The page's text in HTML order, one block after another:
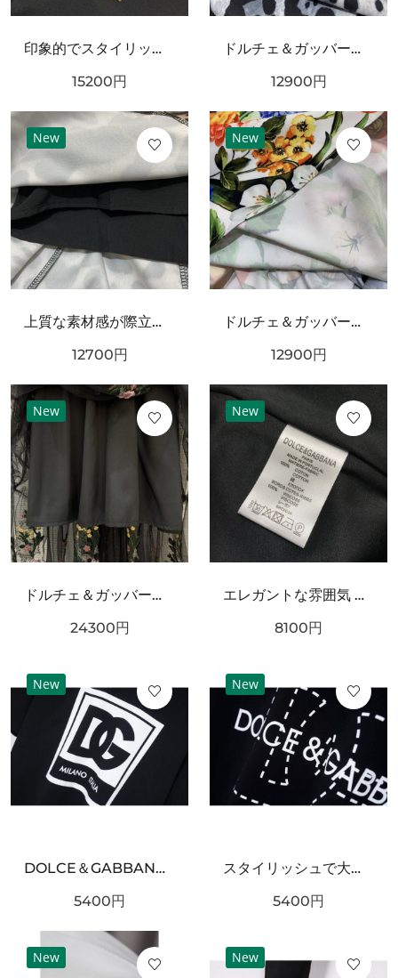
印象的でスタイリッシュな DOLCE＆GABBANA ドルチェ＆ガッバーナ コピー ワンピース
15200円
ドルチェ＆ガッバーナ コピー 上下セット DOLCE＆GABBANA シックでフェミニンな装い
12900円
New
上質な素材感が際立つ DOLCE＆GABBANA ドルチェ＆ガッバーナ コピー ワンピース
12700円
New
ドルチェ＆ガッバーナ コピー ワンピース DOLCE＆GABBANA 華やかで優雅な雰囲気
12900円
New
ドルチェ＆ガッバーナ コピー ワンピース DOLCE＆GABBANA 華やかで優雅な雰囲気
24300円
New
エレガントな雰囲気 DOLCE&GABBANA ドルチェ＆ガッバーナ コピー キャミソール 上質な素材感
8100円
New
DOLCE＆GABBANA ドルチェ＆ガッバーナ コピー 半袖Tシャツ 個性 自由な美意識
5400円
New
スタイリッシュで大胆な ドルチェ＆ガッバーナ コピー 半袖Tシャツ DOLCE＆GABBANA
5400円
New New